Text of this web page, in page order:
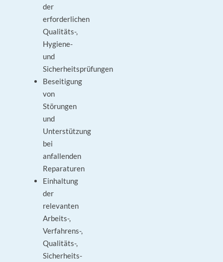
der
erforderlichen
Qualitäts-,
Hygiene-
und
Sicherheitsprüfungen
Beseitigung
von
Störungen
und
Unterstützung
bei
anfallenden
Reparaturen
Einhaltung
der
relevanten
Arbeits-,
Verfahrens-,
Qualitäts-,
Sicherheits-